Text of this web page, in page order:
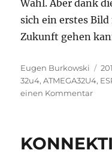
Wahl. Aber dank
sich ein erstes
Zukunft gehen
Autor
Eugen Burkowski
32u4,ATMEGA32U4,
einen Kommentarzu
Wahl: